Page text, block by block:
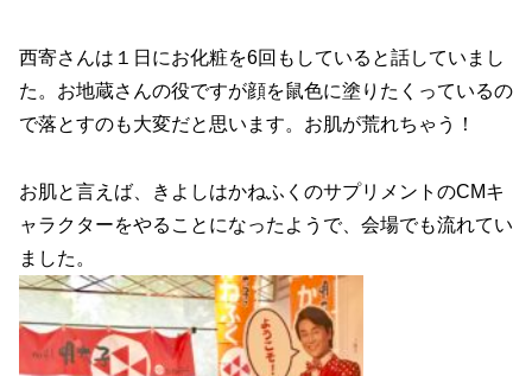
西寄さんは１日にお化粧を6回もしていると話していまし
た。お地蔵さんの役ですが顔を鼠色に塗りたくっているの
で落とすのも大変だと思います。お肌が荒れちゃう！
お肌と言えば、きよしはかねふくのサプリメントのCMキ
ャラクターをやることになったようで、会場でも流れてい
ました。